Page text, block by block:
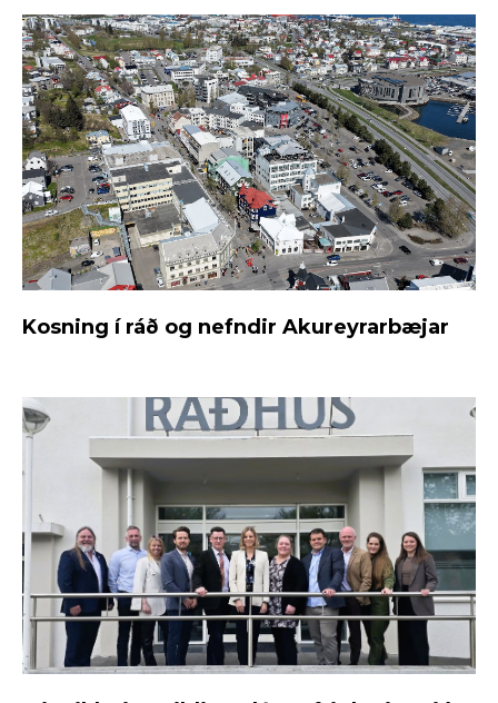
Kosning í ráð og nefndir Akureyrarbæjar